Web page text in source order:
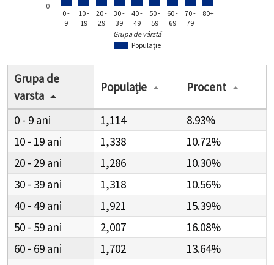
Populație
0 -
9
10 -
19
20 -
29
30 -
39
40 -
49
50 -
59
60 -
69
70 -
79
80+
0
Grupa de vârstă
Grupa de
varsta
Populație Procent
0 - 9 1,114
8.93%
10 - 19
1,338
10.72%
20 - 29
1,286
10.30%
30 - 39
1,318
10.56%
40 - 49
1,921
15.39%
50 - 59
2,007
16.08%
60 - 69
1,702
13.64%